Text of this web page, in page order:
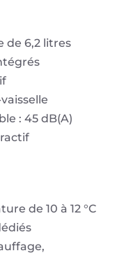
de 6,2 litres
: 45 dB(A)
de 10 à 12 °C